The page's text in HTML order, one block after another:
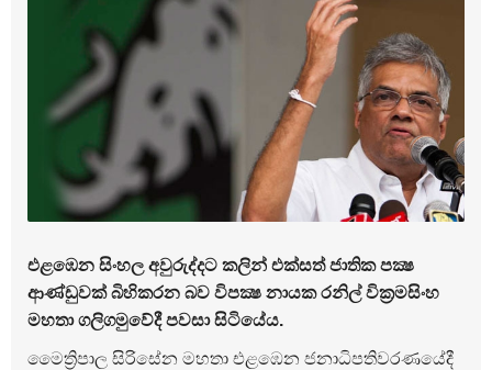
එළඹෙන සිංහල අවුරුද්දට කලින් එක්‌සත් ජාතික පක්‍ෂ
ආණ්‌ඩුවක්‌ බිහිකරන බව විපක්‍ෂ නායක රනිල් වික්‍රමසිංහ
මහතා ගලිගමුවේදී පවසා සිටියේය.
මෛත්‍රිපාල සිරිසේන මහතා එළඹෙන ජනාධිපතිවරණයේදී
විශේෂාංග
විඩියෝ ගැලරිය